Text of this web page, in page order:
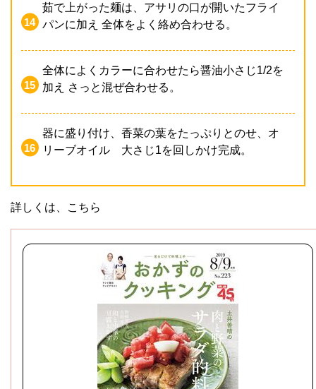
茹で上がった麺は、アサリの口が開いたフライ
パンに加え 全体をよく絡め合わせる。
全体によくカラーに合わせたら醤油小さじ1/2を
加え さっと混ぜ合わせる。
器に盛り付け、香菜の葉をたっぷりとのせ、オ
リーブオイル 大さじ1を回しかけ完成。
詳しくは、こちら